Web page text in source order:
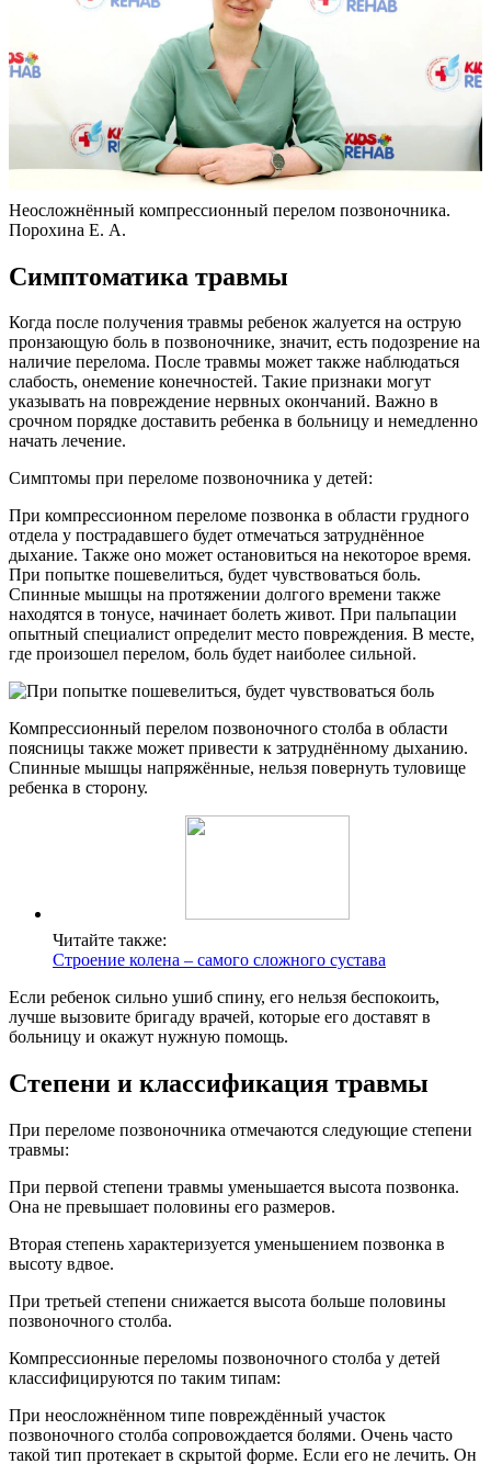
Неосложнённый компрессионный перелом позвоночника.
Порохина Е. А.
Симптоматика травмы
Когда после получения травмы ребенок жалуется на острую
пронзающую боль в позвоночнике, значит, есть подозрение на
наличие перелома. После травмы может также наблюдаться
слабость, онемение конечностей. Такие признаки могут
указывать на повреждение нервных окончаний. Важно в
срочном порядке доставить ребенка в больницу и немедленно
начать лечение.
Симптомы при переломе позвоночника у детей:
При компрессионном переломе позвонка в области грудного
отдела у пострадавшего будет отмечаться затруднённое
дыхание. Также оно может остановиться на некоторое время.
При попытке пошевелиться, будет чувствоваться боль.
Спинные мышцы на протяжении долгого времени также
находятся в тонусе, начинает болеть живот. При пальпации
опытный специалист определит место повреждения. В месте,
где произошел перелом, боль будет наиболее сильной.
Компрессионный перелом позвоночного столба в области
поясницы также может привести к затруднённому дыханию.
Спинные мышцы напряжённые, нельзя повернуть туловище
ребенка в сторону.
Читайте также:
Строение колена – самого сложного сустава
Если ребенок сильно ушиб спину, его нельзя беспокоить,
лучше вызовите бригаду врачей, которые его доставят в
больницу и окажут нужную помощь.
Степени и классификация травмы
При переломе позвоночника отмечаются следующие степени
травмы:
При первой степени травмы уменьшается высота позвонка.
Она не превышает половины его размеров.
Вторая степень характеризуется уменьшением позвонка в
высоту вдвое.
При третьей степени снижается высота больше половины
позвоночного столба.
Компрессионные переломы позвоночного столба у детей
классифицируются по таким типам:
При неосложнённом типе повреждённый участок
позвоночного столба сопровождается болями. Очень часто
такой тип протекает в скрытой форме. Если его не лечить. Он